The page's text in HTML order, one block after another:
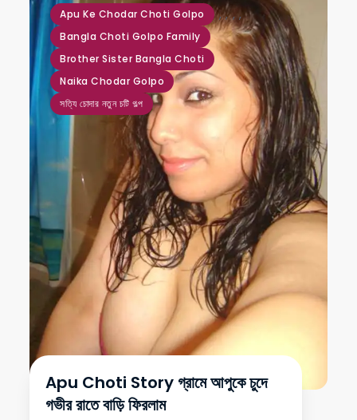
Apu Ke Chodar Choti Golpo ,
Bangla Choti Golpo Family
,
Brother Sister Bangla Choti
,
Naika Chodar Golpo
,
সত্যি চোদার নতুন চটি গল্প
Apu Choti Story গ্রামে আপুকে চুদে
গভীর রাতে বাড়ি ফিরলাম